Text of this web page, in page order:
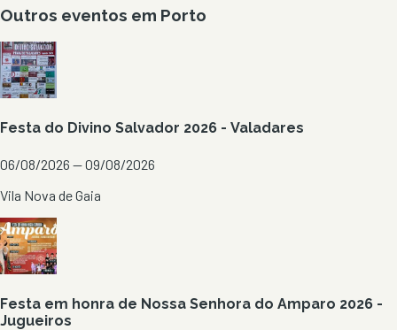
Outros eventos em Porto
Festa do Divino Salvador 2026 - Valadares
06/08/2026 — 09/08/2026
Vila Nova de Gaia
Festa em honra de Nossa Senhora do Amparo 2026 -
Jugueiros